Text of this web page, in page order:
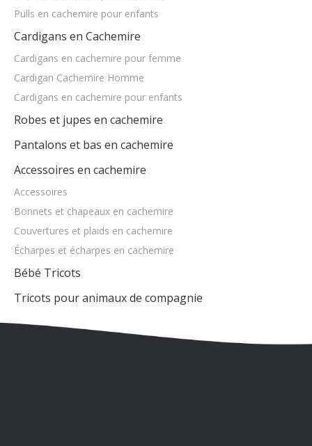
Pantalons et accessoires
Bébé
Pulls en cachemire
Pulls en cachemire pour femmes
Pulls en cachemire pour hommes
Pulls en cachemire pour enfants
Cardigans en Cachemire
Cardigans en cachemire pour femme
Cardigans en cachemire pour enfants
Robes et jupes en cachemire
Pantalons et bas en cachemire
Accessoires en cachemire
Accessoires
Couvertures et plaids en cachemire